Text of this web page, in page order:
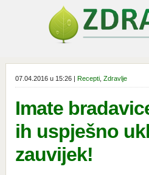
07.04.2016 u 15:26 | Recepti, Zdravlje
Imate
ih uspješno
zauvijek!